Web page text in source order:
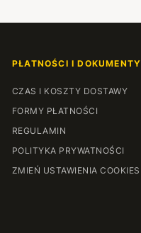
PŁATNOŚCI I DOKUMENTY
CZAS I KOSZTY DOSTAWY
FORMY PŁATNOŚCI
REGULAMIN
POLITYKA PRYWATNOŚCI
ZMIEŃ USTAWIENIA COOKIES